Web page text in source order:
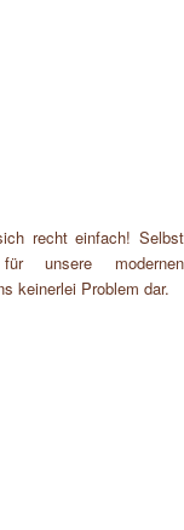
recht einfach! Selbst
unsere modernen
keinerlei Problem dar.